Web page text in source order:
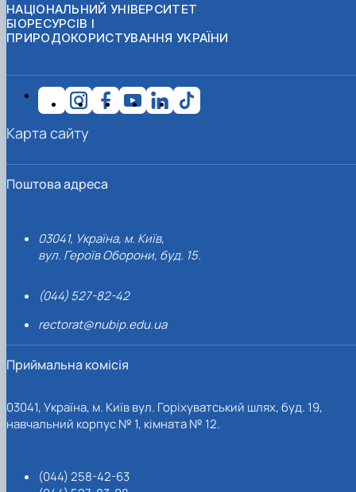
НАЦІОНАЛЬНИЙ УНІВЕРСИТЕТ
БІОРЕСУРСІВ І
ПРИРОДОКОРИСТУВАННЯ УКРАЇНИ
Поштова адреса
03041, Україна, м. Київ,
вул. Героїв Оборони, буд. 15.
(044) 527-82-42
rectorat@nubip.edu.ua
Приймальна комісія
03041, Україна, м. Київ вул. Горіхуватський шлях, буд. 19,
навчальний корпус № 1, кімната № 12.
(044) 258-42-63
Карта сайту